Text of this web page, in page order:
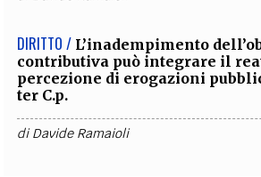
DIRITTO / L’inadempimento
contributiva può integrare il
percezione di erogazioni
ter C.p.
diDavide Ramaioli